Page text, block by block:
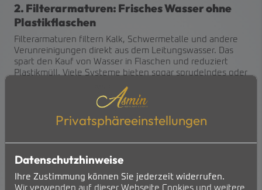
2. Filterarmaturen: Frisches Wasser ohne
Plastikflaschen
Filterarmaturen filtern Kalk, Schwermetalle und andere
Verunreinigungen direkt aus dem Leitungswasser. Das
spart den Kauf von Wasser in Flaschen und reduziert
Plastikmüll. Viele Systeme bieten sogar sprudelndes oder
Trinkwasser legt oder in Regionen mit hoher Wasserhärte
wohnt, profitiert besonders.
Umweltfreundlich: Vermeidet Plastikmüll durch den
Verzicht auf Flaschenwasser
Privatsphäre­einstellungen
Datenschutzhinweise
Ihre Zustimmung können Sie jederzeit widerrufen.
Wir verwenden auf dieser Webseite Cookies und weitere